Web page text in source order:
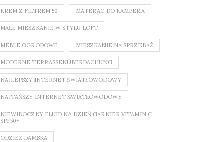
KREM Z FILTREM 50 MATERAC DO KAMPERA
MAŁE MIESZKANIE W STYLU LOFT
MEBLE OGRODOWE MIESZKANIE NA SPRZEDAŻ
MODERNE TERRASSENÜBERDACHUNG
NAJLEPSZY INTERNET ŚWIATŁOWODOWY
NAJTAŃSZY INTERNET ŚWIATŁOWODOWY
NIEWIDOCZNY FLUID NA DZIEŃ GARNIER VITAMIN C
SPF50+
ODZIEŻ DAMSKA